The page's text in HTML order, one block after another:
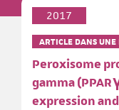
2017
ARTICLE DANS UNE
Peroxisome
gamma
expression